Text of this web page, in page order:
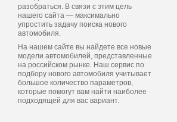
разобраться. В связи с этим цель
нашего сайта — максимально
упростить задачу поиска нового
автомобиля.
На нашем сайте вы найдете все новые
модели автомобилей, представленные
на российском рынке. Наш сервис по
подбору нового автомобиля учитывает
большое количество параметров,
которые помогут вам найти наиболее
подходящей для вас вариант.